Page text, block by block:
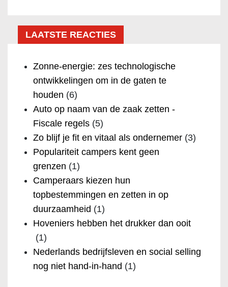
LAATSTE REACTIES
Zonne-energie: zes technologische
ontwikkelingen om in de gaten te
houden (6)
Auto op naam van de zaak zetten -
Fiscale regels (5)
Zo blijf je fit en vitaal als ondernemer (3)
Populariteit campers kent geen
grenzen (1)
Camperaars kiezen hun
topbestemmingen en zetten in op
duurzaamheid (1)
Hoveniers hebben het drukker dan ooit
(1)
Nederlands bedrijfsleven en social selling
nog niet hand-in-hand (1)